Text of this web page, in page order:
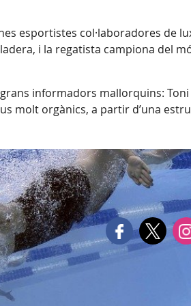
esportistes col·laboradores de
i la regatista campiona del
informadors mallorquins:
molt orgànics, a partir d’una